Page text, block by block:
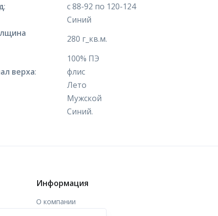
:
с 88-92 по 120-124
Синий
280 г_кв.м.
100% ПЭ
верха:
флис
Лето
Мужской
Синий.
Информация
О компании